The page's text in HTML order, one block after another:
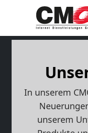
In unserem
unserem